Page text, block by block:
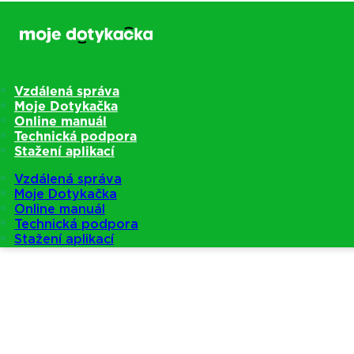
Vzdálená správa
Moje Dotykačka
Online manuál
Technická podpora
Stažení aplikací
Vzdálená správa
Moje Dotykačka
Online manuál
Technická podpora
Stažení aplikací